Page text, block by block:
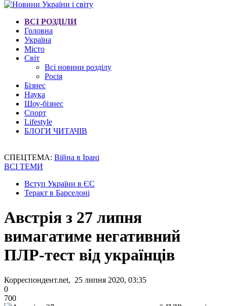
ВСІ РОЗДІЛИ
Головна
Україна
Місто
Світ
Всі новини розділу
Росія
Бізнес
Наука
Шоу-бізнес
Спорт
Lifestyle
БЛОГИ ЧИТАЧІВ
СПЕЦТЕМА: Війна в Ірані
ВСІ ТЕМИ
Вступ України в ЄС
Теракт в Барселоні
Австрія з 27 липня
вимагатиме негативний
ПЛР-тест від українців
Корреспондент.net, 25 липня 2020, 03:35
0
700